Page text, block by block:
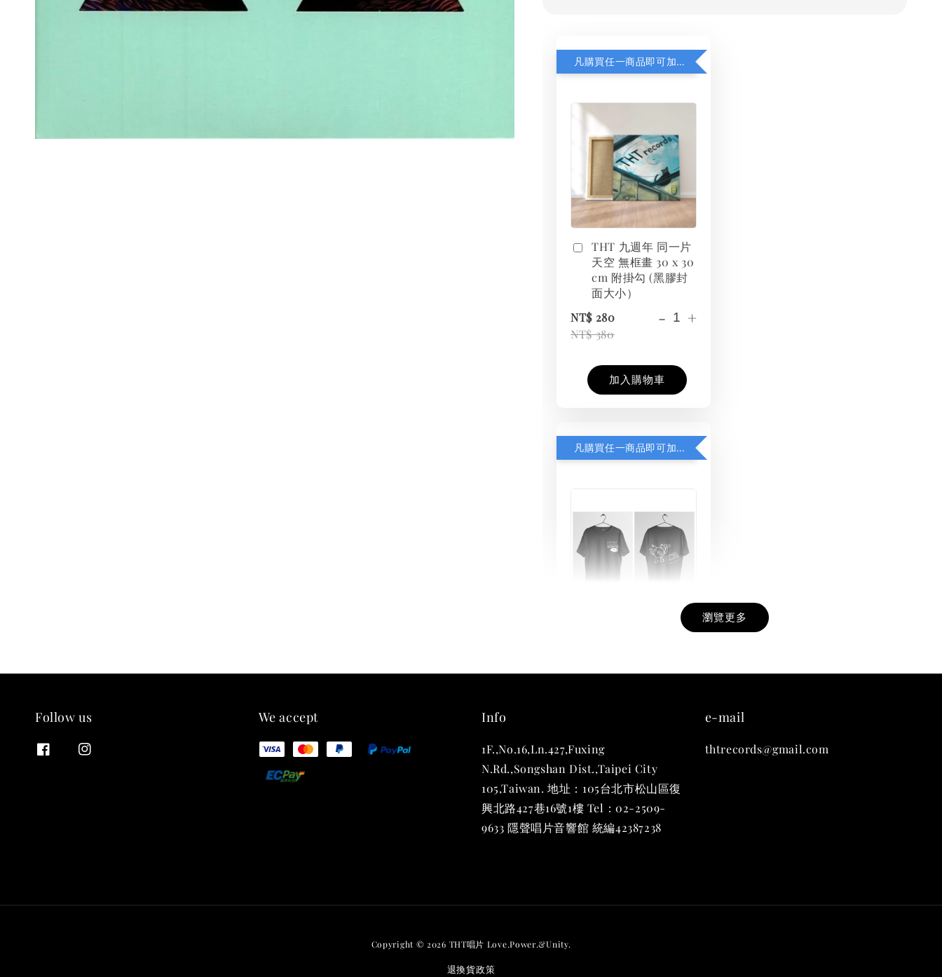
凡購買任一商品即可加購 THT 九週年 同一片天空 無框畫 30 x 30 cm 附掛勾 (黑膠封面大小）
THT 九週年 同一片
天空 無框畫 30 x 30
cm 附掛勾 (黑膠封
面大小）
NT$ 280
NT$ 380
- +
加入購物車
凡購買任一商品即可加購 THT 九週年紀念 T-shirt
THT 九週年紀念 T-
瀏覽更多
Follow us We accept Info
1F.,No.16,Ln.427,Fuxing
N.Rd.,Songshan Dist.,Taipei City
105,Taiwan. 地址：105台北市松山區復
興北路427巷16號1樓 Tel：02-2509-
9633 隱聲唱片音響館 統編42387238
e-mail
thtrecords@gmail.com
Copyright © 2026 THT唱片 Love.Power.&Unity.
退換貨政策